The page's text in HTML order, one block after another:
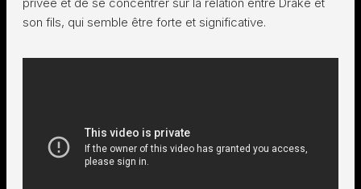
son fils, qui semble être forte et significative.